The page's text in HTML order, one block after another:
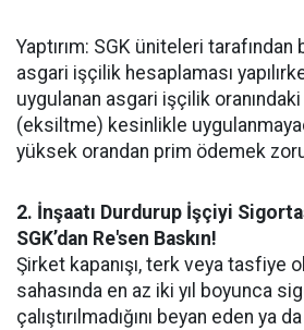
Yaptırım: SGK üniteleri tarafından
asgari işçilik hesaplaması
uygulanan asgari işçilik
(eksiltme) kesinlikle
yüksek orandan prim ödemek
2. İnşaatı Durdurup İşçiyi
SGK’dan Re'sen Baskın!
Şirket kapanışı, terk veya tasfiye
sahasında en az iki yıl boyunca
çalıştırılmadığını beyan eden ya